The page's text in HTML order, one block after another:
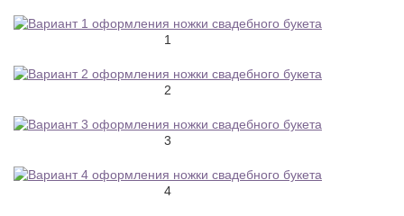
1
2
3
4